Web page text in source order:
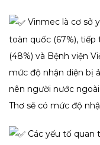
Vinmec là cơ sở
toàn quốc (67%),
(48%) và Bệnh viện
mức độ nhận diện bị
nên người nước
Thơ sẽ có mức độ
Các yếu tố quan